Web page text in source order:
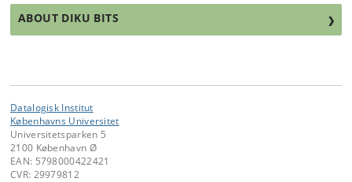
ABOUT DIKU BITS
Datalogisk Institut
Københavns Universitet
Universitetsparken 5
2100 København Ø
EAN: 5798000422421
CVR: 29979812